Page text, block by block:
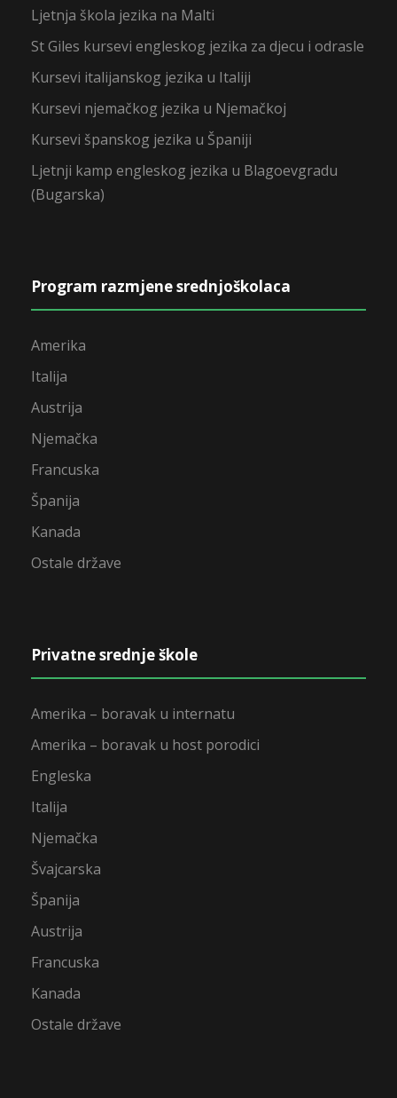
Ljetnja škola jezika na Malti
St Giles kursevi engleskog jezika za djecu i odrasle
Kursevi italijanskog jezika u Italiji
Kursevi njemačkog jezika u Njemačkoj
Kursevi španskog jezika u Španiji
Ljetnji kamp engleskog jezika u Blagoevgradu
(Bugarska)
Program razmjene srednjoškolaca
Amerika
Italija
Austrija
Njemačka
Francuska
Španija
Kanada
Ostale države
Privatne srednje škole
Amerika – boravak u internatu
Amerika – boravak u host porodici
Engleska
Italija
Njemačka
Švajcarska
Španija
Austrija
Francuska
Kanada
Ostale države